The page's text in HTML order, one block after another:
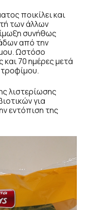
ποικίλει και
των άλλων
συνήθως
από την
Ωστόσο
70 ημέρες μετά
λιστερίωσης
για
εντόπιση της